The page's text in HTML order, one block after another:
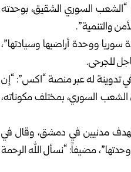
“الشعب السوري الشقيق، بوحدته
والتنمية”.
ووحدة أراضيها وسيادتها”،
للجرحى.
تدوينة له عبر منصة “اكس”: “إن
الشعب السوري، بمختلف مكوناته،
مدنيين في دمشق، وقال في
مضيفاً: “نسأل الله الرحمة